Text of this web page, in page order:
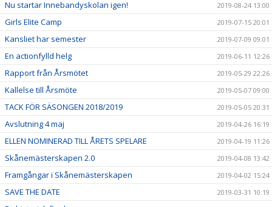
Nu startar Innebandyskolan igen! 2019-08-24 13:00
Girls Elite Camp 2019-07-15 20:01
Kansliet har semester 2019-07-09 09:01
En actionfylld helg 2019-06-11 12:26
Rapport från Årsmötet 2019-05-29 22:26
Kallelse till Årsmöte 2019-05-07 09:00
TACK FÖR SÄSONGEN 2018/2019 2019-05-05 20:31
Avslutning 4 maj 2019-04-26 16:19
ELLEN NOMINERAD TILL ÅRETS SPELARE 2019-04-19 11:26
Skånemästerskapen 2.0 2019-04-08 13:42
Framgångar i Skånemästerskapen 2019-04-02 15:24
SAVE THE DATE 2019-03-31 10:19